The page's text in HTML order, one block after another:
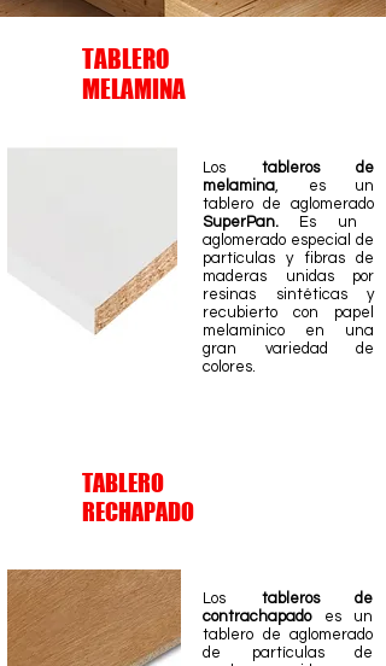
TABLERO
MELAMINA
Los tableros de
melamina, es un
tablero de aglomerado
SuperPan.
Es un
aglomerado especial de
partículas y fibras de
maderas unidas por
resinas sintéticas y
recubierto con papel
melamínico en una
gran variedad de
colores.
TABLERO
RECHAPADO
Los tableros de
contrachapadoes un
tablero de aglomerado
de partículas de